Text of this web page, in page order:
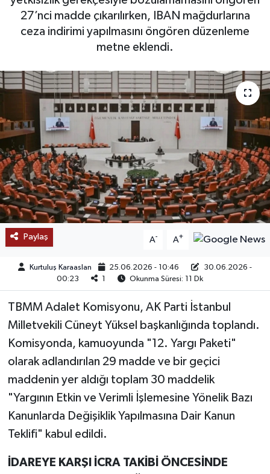
27’nci madde çıkarılırken, IBAN mağdurlarına
ceza indirimi yapılmasını öngören düzenleme
metne eklendi.
Paylaş A- A+
Kurtuluş Karaaslan 25.06.2026 - 10:46
30.06.2026 -
00:23
1 Okunma Süresi: 11 Dk
TBMM Adalet Komisyonu, AK Parti İstanbul
Milletvekili Cüneyt Yüksel başkanlığında toplandı.
Komisyonda, kamuoyunda "12. Yargı Paketi"
olarak adlandırılan 29 madde ve bir geçici
maddenin yer aldığı toplam 30 maddelik
"Yargının Etkin ve Verimli İşlemesine Yönelik Bazı
Kanunlarda Değişiklik Yapılmasına Dair Kanun
Teklifi" kabul edildi.
İDAREYE KARŞI İCRA TAKİBİ ÖNCESİNDE
BÖLGE
KEŞFET
POPÜLER
DÜNYA
TREND
MEDYA
OTOMOTİV
TEKNOLOJİ
YAŞAM
KÜLTÜR SANAT